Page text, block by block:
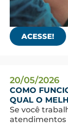
ACESSE!
20/05/2026
COMO
QUAL O
Se você
atendimentos